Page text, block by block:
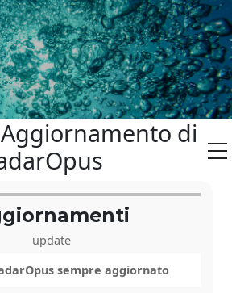
di
update
sempre aggiornato